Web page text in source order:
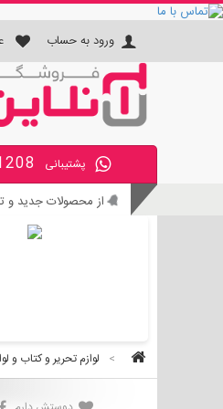
ورود به حساب
پشتیبانی
از محصولات جدید و
بی واسطه و مطمئن
> لوازم تحریر و کتاب و